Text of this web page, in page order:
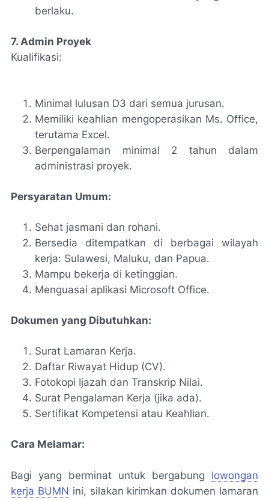
berlaku.
7. Admin Proyek
Kualifikasi:
Minimal lulusan D3 dari semua jurusan.
Memiliki keahlian mengoperasikan Ms. Office,
terutama Excel.
Berpengalaman minimal 2 tahun dalam
administrasi proyek.
Persyaratan Umum:
Sehat jasmani dan rohani.
Bersedia ditempatkan di berbagai wilayah
kerja: Sulawesi, Maluku, dan Papua.
Mampu bekerja di ketinggian.
Menguasai aplikasi Microsoft Office.
Dokumen yang Dibutuhkan:
Surat Lamaran Kerja.
Daftar Riwayat Hidup (CV).
Fotokopi Ijazah dan Transkrip Nilai.
Surat Pengalaman Kerja (jika ada).
Sertifikat Kompetensi atau Keahlian.
Cara Melamar:
Bagi yang berminat untuk bergabung lowongan
kerja BUMN ini, silakan kirimkan dokumen lamaran